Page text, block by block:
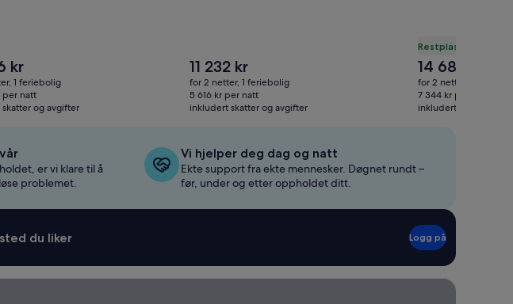
kr
1 feriebolig
per natt
og avgifter
Prisen
er
11 232 kr
11 232 kr
for 2 netter, 1 feriebolig
5 616 kr per natt
inkludert skatter og avgifter
Restplass: 525 kr i
Prisen
er
14 688 kr
14 688 kr
for 2 netter, 1
7 344 kr per natt
inkludert skatter og
er vi klare til å
problemet.
Vi hjelper deg dag og natt
Ekte support fra ekte mennesker. Døgnet rundt –
før, under og etter oppholdet ditt.
du liker Logg på